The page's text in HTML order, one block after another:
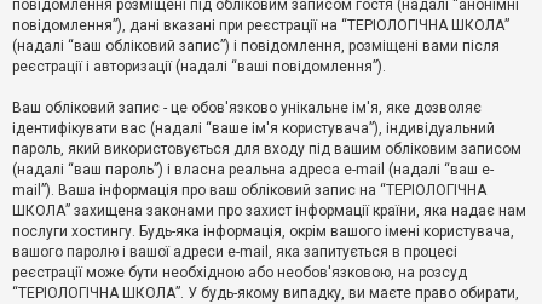
т
и
в
е
м
и
П
о
ш
у
повідомлення розміщені під обліковим записом гостя (надалі “анонімні
повідомлення”), дані вказані при реєстрації на “ТЕРІОЛОГІЧНА ШКОЛА”
(надалі “ваш обліковий запис”) і повідомлення, розміщені вами після
реєстрації і авторизації (надалі “ваші повідомлення”).
Ваш обліковий запис - це обов'язково унікальне ім'я, яке дозволяє
ідентифікувати вас (надалі “ваше ім'я користувача”), індивідуальний
пароль, який використовується для входу під вашим обліковим записом
(надалі “ваш пароль”) і власна реальна адреса e-mail (надалі “ваш e-
mail”). Ваша інформація про ваш обліковий запис на “ТЕРІОЛОГІЧНА
ШКОЛА” захищена законами про захист інформації країни, яка надає нам
послуги хостингу. Будь-яка інформація, окрім вашого імені користувача,
вашого паролю і вашої адреси e-mail, яка запитується в процесі
реєстрації може бути необхідною або необов'язковою, на розсуд
“ТЕРІОЛОГІЧНА ШКОЛА”. У будь-якому випадку, ви маєте право обирати,